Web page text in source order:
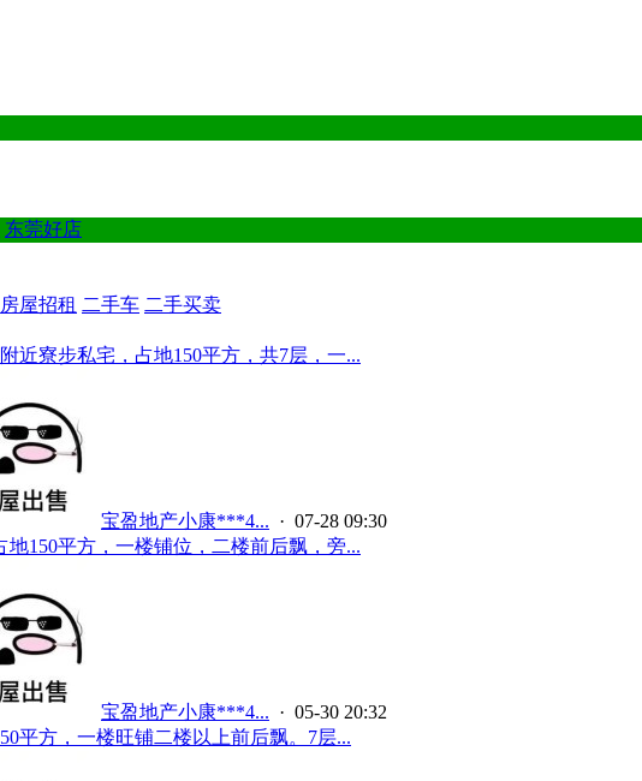
东莞好店
房屋招租 二手车 二手买卖
近寮步私宅，占地150平方，共7层，一...
宝盈地产小康***4... · 07-28 09:30
150平方，一楼铺位，二楼前后飘，旁...
宝盈地产小康***4... · 05-30 20:32
平方，一楼旺铺二楼以上前后飘。7层...